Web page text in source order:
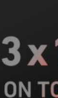
Push
auf
VISIT-